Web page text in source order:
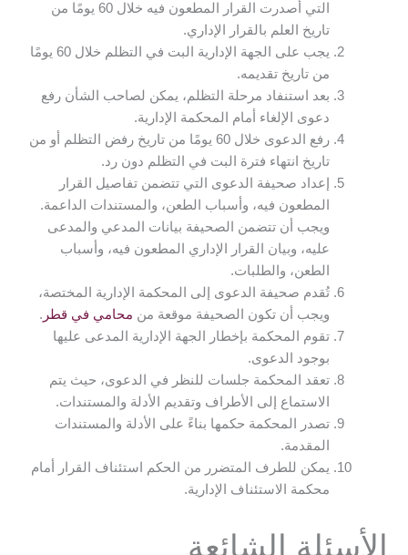
التي أصدرت القرار المطعون فيه خلال 60 يومًا من
تاريخ العلم بالقرار الإداري.
يجب على الجهة الإدارية البت في التظلم خلال 60 يومًا
من تاريخ تقديمه.
بعد استنفاد مرحلة التظلم، يمكن لصاحب الشأن رفع
دعوى الإلغاء أمام المحكمة الإدارية.
رفع الدعوى خلال 60 يومًا من تاريخ رفض التظلم أو من
تاريخ انتهاء فترة البت في التظلم دون رد.
إعداد صحيفة الدعوى التي تتضمن تفاصيل القرار
المطعون فيه، وأسباب الطعن، والمستندات الداعمة.
ويجب أن تتضمن الصحيفة بيانات المدعي والمدعى
عليه، وبيان القرار الإداري المطعون فيه، وأسباب
الطعن، والطلبات.
تُقدم صحيفة الدعوى إلى المحكمة الإدارية المختصة،
ويجب أن تكون الصحيفة موقعة من محامي في قطر .
تقوم المحكمة بإخطار الجهة الإدارية المدعى عليها
بوجود الدعوى.
تعقد المحكمة جلسات للنظر في الدعوى، حيث يتم
الاستماع إلى الأطراف وتقديم الأدلة والمستندات.
تصدر المحكمة حكمها بناءً على الأدلة والمستندات
المقدمة.
يمكن للطرف المتضرر من الحكم استئناف القرار أمام
محكمة الاستئناف الإدارية.
الأسئلة الشائعة